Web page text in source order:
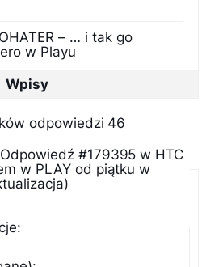
– … i tak go
w Playu
Wpisy
odpowiedzi 46
#179395 w HTC
w PLAY od piątku w